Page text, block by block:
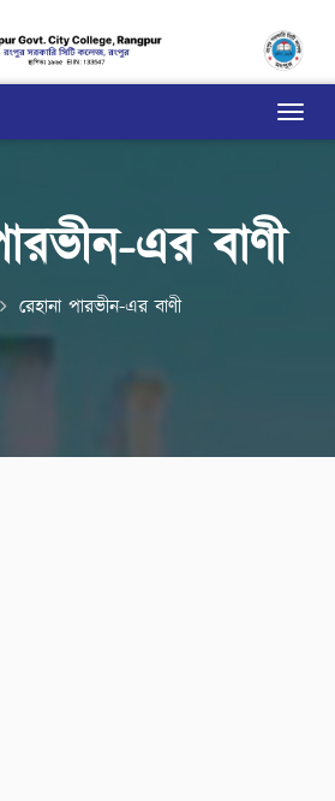
এর বাণী
রেহানা পারভীন-এর বাণী